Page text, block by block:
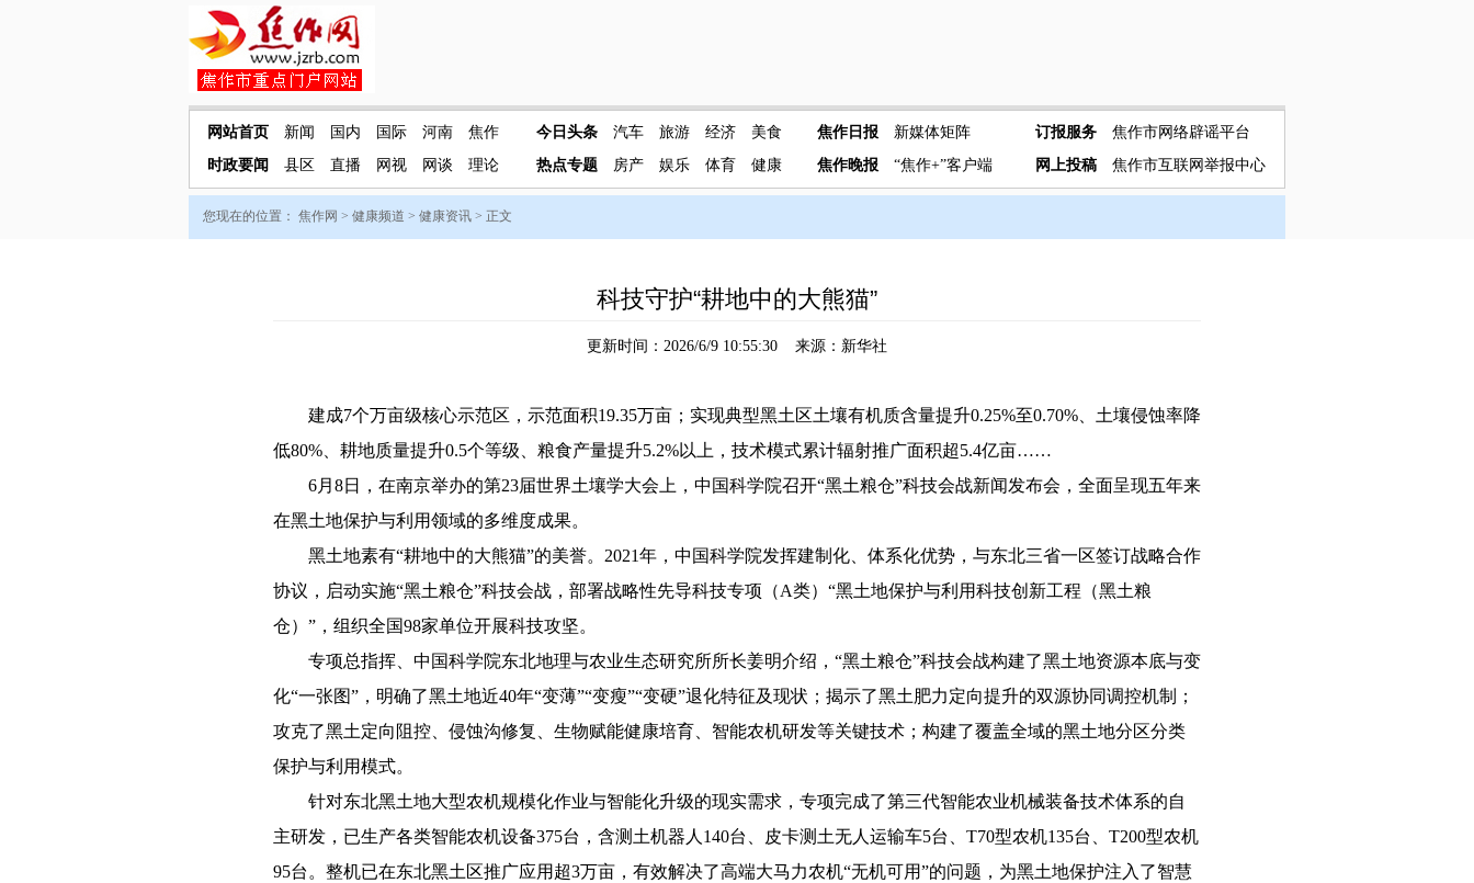
网站首页 新闻 国内 国际 河南
焦作
时政要闻
县区 直播 网视 网谈 理论
今日头条 汽车 旅游 经济
美食
热点专题
房产 娱乐 体育 健康
焦作日报
新媒体矩阵
焦作晚报
“焦作+”客户端
订报服务
焦作市网络辟谣平台
网上投稿
焦作市互联网举报中心
您现在的位置： 焦作网 > 健康频道 > 健康资讯 > 正文
科技守护“耕地中的大熊猫”
更新时间：2026/6/9 10:55:30 来源：新华社
建成7个万亩级核心示范区，示范面积19.35万亩；实现典型黑土区土壤有机质含量提升0.25%至0.70%、土壤侵蚀率降
低80%、耕地质量提升0.5个等级、粮食产量提升5.2%以上，技术模式累计辐射推广面积超5.4亿亩……
6月8日，在南京举办的第23届世界土壤学大会上，中国科学院召开“黑土粮仓”科技会战新闻发布会，全面呈现五年来
在黑土地保护与利用领域的多维度成果。
黑土地素有“耕地中的大熊猫”的美誉。2021年，中国科学院发挥建制化、体系化优势，与东北三省一区签订战略合作
协议，启动实施“黑土粮仓”科技会战，部署战略性先导科技专项（A类）“黑土地保护与利用科技创新工程（黑土粮
仓）”，组织全国98家单位开展科技攻坚。
专项总指挥、中国科学院东北地理与农业生态研究所所长姜明介绍，“黑土粮仓”科技会战构建了黑土地资源本底与变
化“一张图”，明确了黑土地近40年“变薄”“变瘦”“变硬”退化特征及现状；揭示了黑土肥力定向提升的双源协同调控机制；
攻克了黑土定向阻控、侵蚀沟修复、生物赋能健康培育、智能农机研发等关键技术；构建了覆盖全域的黑土地分区分类
保护与利用模式。
针对东北黑土地大型农机规模化作业与智能化升级的现实需求，专项完成了第三代智能农业机械装备技术体系的自
主研发，已生产各类智能农机设备375台，含测土机器人140台、皮卡测土无人运输车5台、T70型农机135台、T200型农机
95台。整机已在东北黑土区推广应用超3万亩，有效解决了高端大马力农机“无机可用”的问题，为黑土地保护注入了智慧